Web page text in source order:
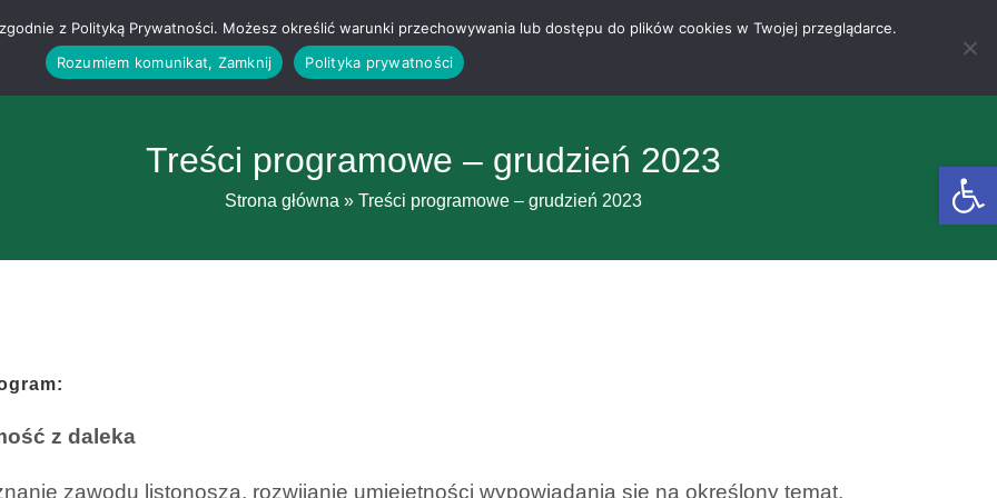
Treści programowe – grudzień 2023
Strona główna » Treści programowe – grudzień 2023
z daleka
zawodu listonosza, rozwijanie umiejętności wypowiadania się na określony temat,
z Polityką Prywatności. Możesz określić warunki przechowywania lub dostępu do plików cookies w Twojej przeglądarce.
Rozumiem komunikat, Zamknij
Polityka prywatności